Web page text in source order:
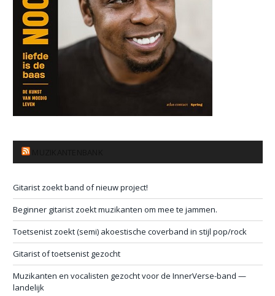
Gitarist zoekt band of nieuw project!
Beginner gitarist zoekt muzikanten om mee te jammen.
Toetsenist zoekt (semi) akoestische coverband in stijl pop/rock
Gitarist of toetsenist gezocht
Muzikanten en vocalisten gezocht voor de InnerVerse-band —
landelijk